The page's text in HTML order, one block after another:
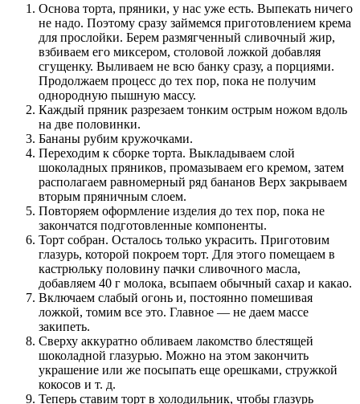
Основа торта, пряники, у нас уже есть. Выпекать ничего
не надо. Поэтому сразу займемся приготовлением крема
для прослойки. Берем размягченный сливочный жир,
взбиваем его миксером, столовой ложкой добавляя
сгущенку. Выливаем не всю банку сразу, а порциями.
Продолжаем процесс до тех пор, пока не получим
однородную пышную массу.
Каждый пряник разрезаем тонким острым ножом вдоль
на две половинки.
Бананы рубим кружочками.
Переходим к сборке торта. Выкладываем слой
шоколадных пряников, промазываем его кремом, затем
располагаем равномерный ряд бананов Верх закрываем
вторым пряничным слоем.
Повторяем оформление изделия до тех пор, пока не
закончатся подготовленные компоненты.
Торт собран. Осталось только украсить. Приготовим
глазурь, которой покроем торт. Для этого помещаем в
кастрюльку половину пачки сливочного масла,
добавляем 40 г молока, всыпаем обычный сахар и какао.
Включаем слабый огонь и, постоянно помешивая
ложкой, томим все это. Главное — не даем массе
закипеть.
Сверху аккуратно обливаем лакомство блестящей
шоколадной глазурью. Можно на этом закончить
украшение или же посыпать еще орешками, стружкой
кокосов и т. д.
Теперь ставим торт в холодильник, чтобы глазурь